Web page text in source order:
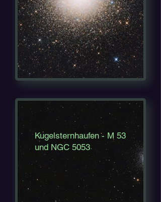
Kugelsternhaufen - M 53
und NGC 5053